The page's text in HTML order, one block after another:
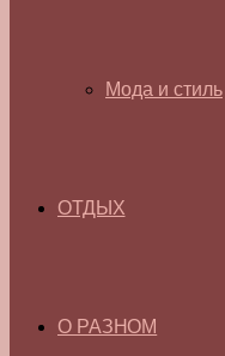
Мода и стиль
ОТДЫХ
О РАЗНОМ